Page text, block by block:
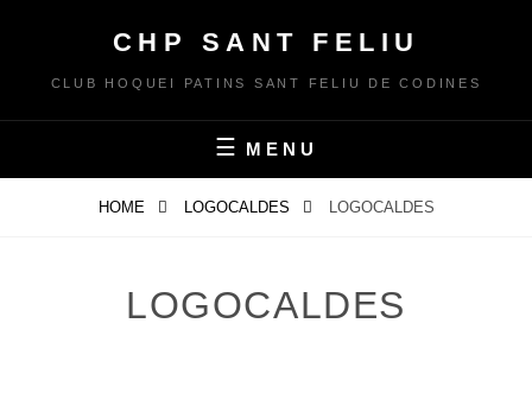
content
CHP SANT FELIU
CLUB HOQUEI PATINS SANT FELIU DE CODINES
MENU
HOME LOGOCALDES LOGOCALDES
LOGOCALDES